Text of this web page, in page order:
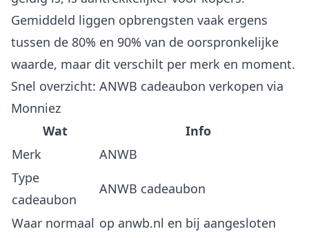
Gemiddeld liggen opbrengsten vaak ergens
tussen de 80% en 90% van de oorspronkelijke
waarde, maar dit verschilt per merk en moment.
Snel overzicht: ANWB cadeaubon verkopen via
Monniez
Wat
Info
Merk
ANWB
Type
cadeaubon
ANWB cadeaubon
Waar normaal op anwb.nl en bij aangesloten